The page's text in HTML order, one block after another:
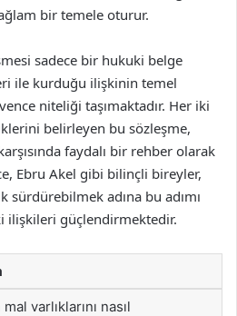
bir temele oturur.
sadece bir hukuki belge
ile kurduğu ilişkinin temel
niteliği taşımaktadır. Her iki
belirleyen bu sözleşme,
faydalı bir rehber olarak
Ebru Akel gibi bilinçli bireyler,
sürdürebilmek adına bu adımı
ilişkileri güçlendirmektedir.
varlıklarını nasıl